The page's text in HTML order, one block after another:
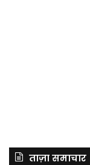
ताज़ा समाचार